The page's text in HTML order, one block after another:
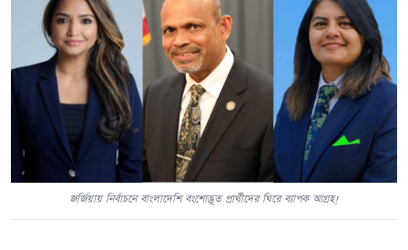
জর্জিয়ায় নির্বাচনে বাংলাদেশি বংশোদ্ভূত প্রার্থীদের ঘিরে ব্যাপক আগ্রহ!